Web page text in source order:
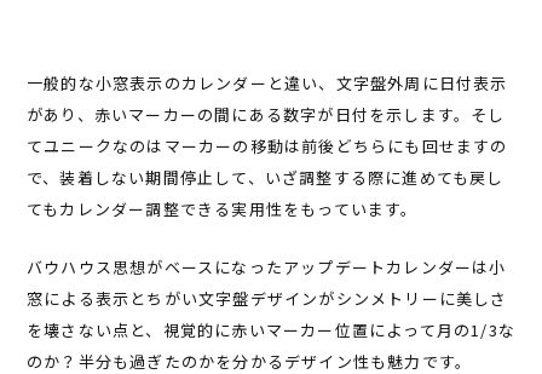
一般的な小窓表示のカレンダーと違い、文字盤外周に日付表示
があり、赤いマーカーの間にある数字が日付を示します。そし
てユニークなのはマーカーの移動は前後どちらにも回せますの
で、装着しない期間停止して、いざ調整する際に進めても戻し
てもカレンダー調整できる実用性をもっています。
バウハウス思想がベースになったアップデートカレンダーは小
窓による表示とちがい文字盤デザインがシンメトリーに美しさ
を壊さない点と、視覚的に赤いマーカー位置によって月の1/3な
のか？半分も過ぎたのかを分かるデザイン性も魅力です。